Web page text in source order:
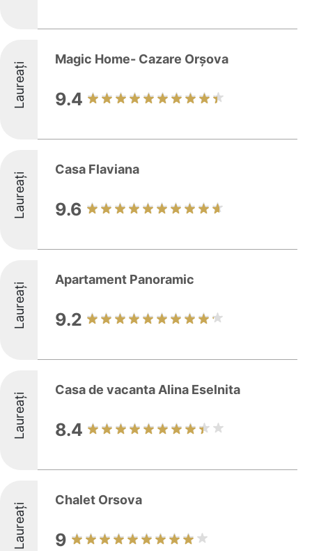
Laureați
Magic Home- Cazare Orșova
9.4
Laureați
Casa Flaviana
9.6
Laureați
Apartament Panoramic
9.2
Laureați
Casa de vacanta Alina Eselnita
8.4
Laureați
Chalet Orsova
9